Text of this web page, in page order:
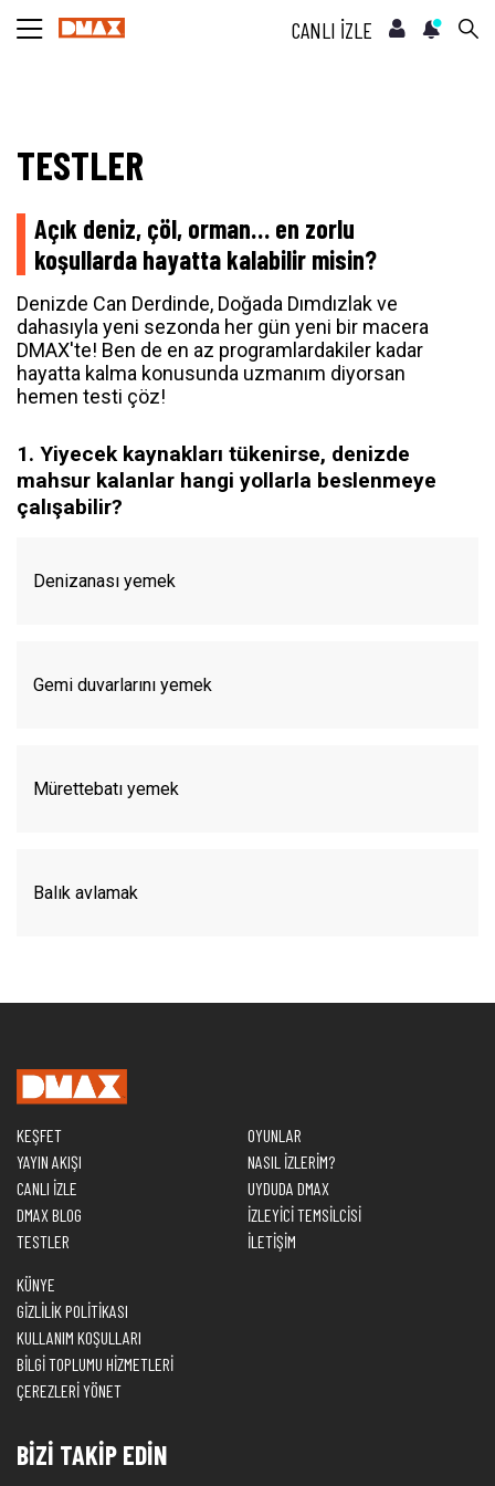
CANLI İZLE
TESTLER
Açık deniz, çöl, orman… en zorlu
koşullarda hayatta kalabilir misin?
Denizde Can Derdinde, Doğada Dımdızlak ve
dahasıyla yeni sezonda her gün yeni bir macera
DMAX'te! Ben de en az programlardakiler kadar
hayatta kalma konusunda uzmanım diyorsan
hemen testi çöz!
1. Yiyecek kaynakları tükenirse, denizde
mahsur kalanlar hangi yollarla beslenmeye
çalışabilir?
Denizanası yemek
Gemi duvarlarını yemek
Mürettebatı yemek
Balık avlamak
KEŞFET
YAYIN AKIŞI
CANLI İZLE
DMAX BLOG
TESTLER
OYUNLAR
NASIL İZLERİM?
UYDUDA DMAX
İZLEYİCİ TEMSİLCİSİ
İLETİŞİM
KÜNYE
GİZLİLİK POLİTİKASI
KULLANIM KOŞULLARI
BİLGİ TOPLUMU HİZMETLERİ
ÇEREZLERİ YÖNET
BİZİ TAKİP EDİN